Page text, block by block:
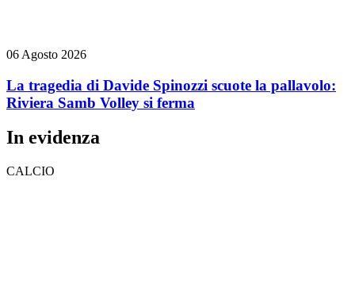
06 Agosto 2026
La tragedia di Davide Spinozzi scuote la pallavolo:
Riviera Samb Volley si ferma
In evidenza
CALCIO